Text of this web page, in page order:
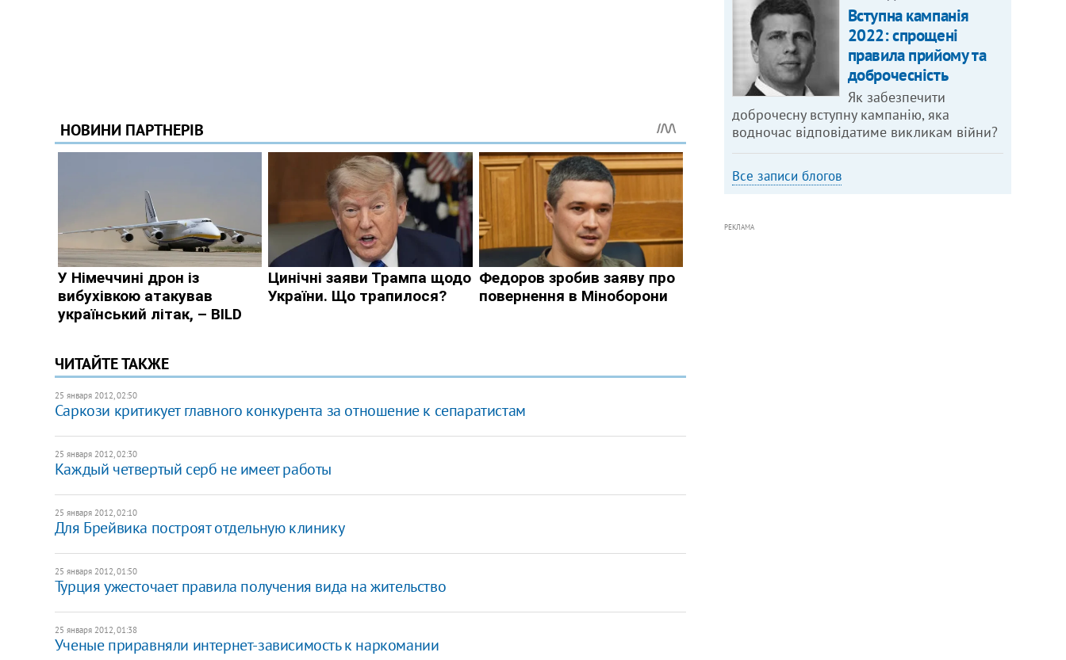
ЧИТАЙТЕ ТАКЖЕ
25 января 2012, 02:50
Саркози критикует главного конкурента за отношение к сепаратистам
25 января 2012, 02:30
Каждый четвертый серб не имеет работы
25 января 2012, 02:10
Для Брейвика построят отдельную клинику
25 января 2012, 01:50
Турция ужесточает правила получения вида на жительство
25 января 2012, 01:38
Ученые приравняли интернет-зависимость к наркомании
Вступна кампанія
2022: спрощені
правила прийому та
доброчесність
Як забезпечити
доброчесну вступну кампанію, яка
водночас відповідатиме викликам війни?
Все записи блогов
РЕКЛАМА